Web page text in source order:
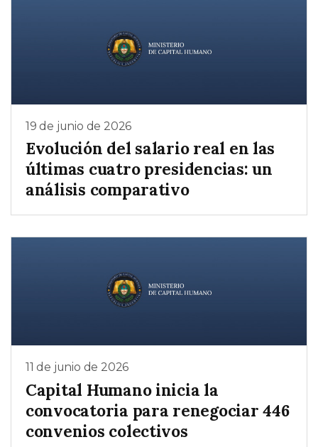
19 de junio de 2026
Evolución del salario real en las
últimas cuatro presidencias: un
análisis comparativo
11 de junio de 2026
Capital Humano inicia la
convocatoria para renegociar 446
convenios colectivos